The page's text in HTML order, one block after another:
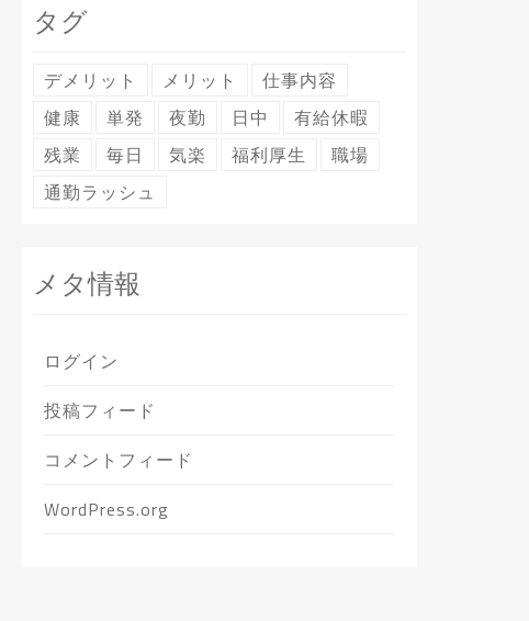
タグ
デメリット メリット
仕事内容
健康
単発 夜勤 日中
有給休暇
残業
毎日 気楽 福利厚生
職場
通勤ラッシュ
メタ情報
ログイン
投稿フィード
コメントフィード
WordPress.org